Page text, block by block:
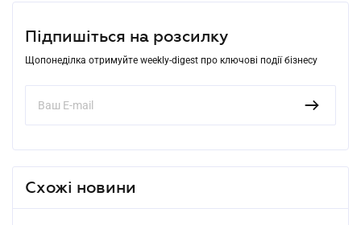
Підпишіться на розсилку
Щопонеділка отримуйте weekly-digest про ключові події бізнесу
Схожі новини